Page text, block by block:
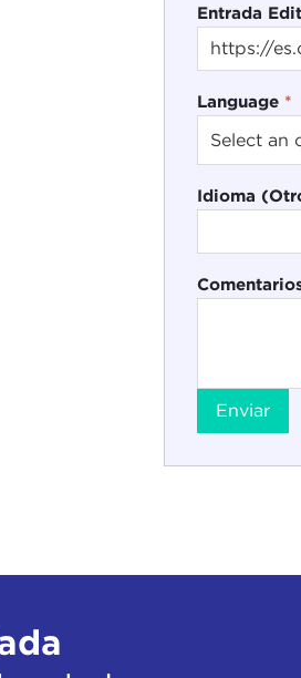
Entrada
Language *
Idioma
Enviar